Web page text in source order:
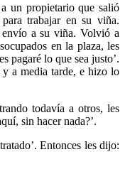
un propietario que salió
trabajar en su viña.
a su viña. Volvió a
en la plaza, les
pagaré lo que sea justo’.
a media tarde, e hizo lo
todavía a otros, les
sin hacer nada?’.
Entonces les dijo: